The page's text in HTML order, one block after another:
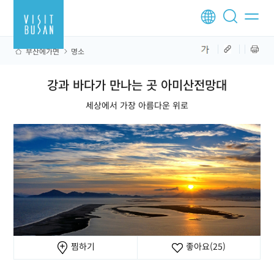
부산에가면 명소
강과 바다가 만나는 곳 아미산전망대
세상에서 가장 아름다운 위로
찜하기 좋아요(25)